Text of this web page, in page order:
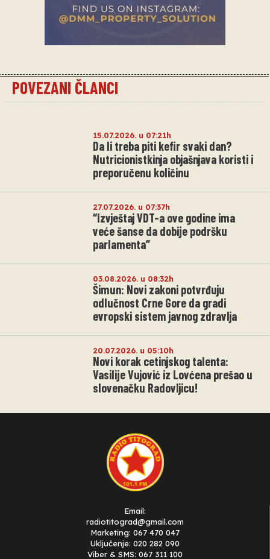
POVEZANI ČLANCI
15.07.2026. u 07:21h
Da li treba piti kefir svaki dan?
Nutricionistkinja objašnjava koristi i
preporučenu količinu
27.07.2026. u 07:37h
“Izvještaj VDT-a ove godine ima
veće šanse da dobije podršku
parlamenta”
03.08.2026. u 08:32h
Šimun: Novi zakoni potvrđuju
odlučnost Crne Gore da gradi
evropski sistem javnog zdravlja
20.07.2026. u 05:10h
Novi korak cetinjskog talenta:
Vasilije Vujović iz Lovćena prešao u
slovenačku Radovljicu!
Email:
radiotitograd@gmail.com
Marketing: 067 470 047
Uključenje: 020 282 090
Viber & SMS: 067 311 100